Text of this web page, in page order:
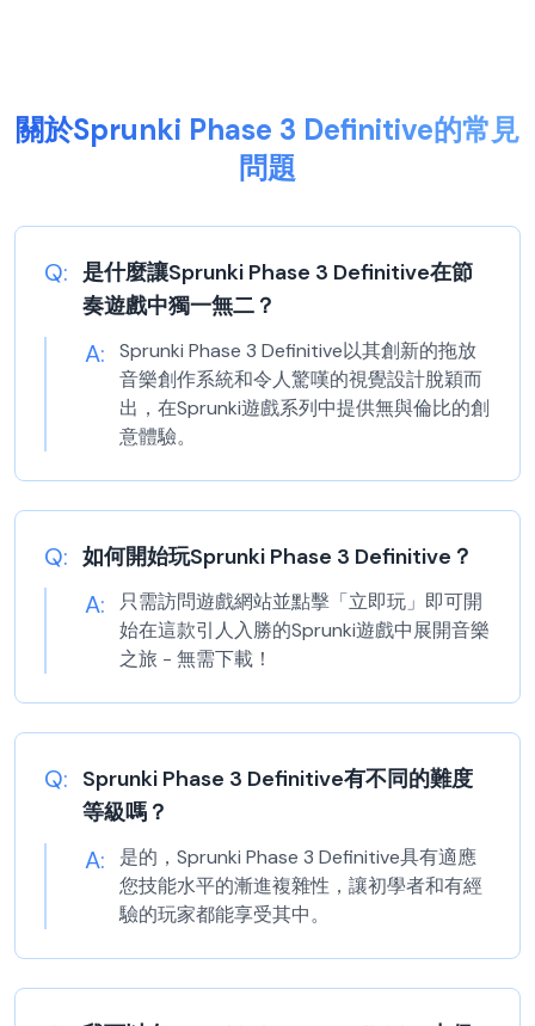
關於Sprunki Phase 3 Definitive的常見
問題
Q: 是什麼讓Sprunki Phase 3 Definitive在節
奏遊戲中獨一無二？
A:
Sprunki Phase 3 Definitive以其創新的拖放
音樂創作系統和令人驚嘆的視覺設計脫穎而
出，在Sprunki遊戲系列中提供無與倫比的創
意體驗。
Q: 如何開始玩Sprunki Phase 3 Definitive？
A:
只需訪問遊戲網站並點擊「立即玩」即可開
始在這款引人入勝的Sprunki遊戲中展開音樂
之旅 - 無需下載！
Q: Sprunki Phase 3 Definitive有不同的難度
等級嗎？
A:
是的，Sprunki Phase 3 Definitive具有適應
您技能水平的漸進複雜性，讓初學者和有經
驗的玩家都能享受其中。